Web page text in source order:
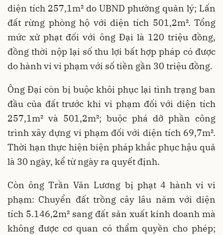
diện tích 257,1m² do UBND phường quản lý; Lấn
đất rừng phòng hộ với diện tích 501,2m². Tổng
mức xử phạt đối với ông Đại là 120 triệu đồng,
đồng thời nộp lại số thu lợi bất hợp pháp có được
do hành vi vi phạm với số tiền gần 30 triệu đồng.
Ông Đại còn bị buộc khôi phục lại tình trạng ban
đầu của đất trước khi vi phạm đối với diện tích
257,1m² và 501,2m²; buộc phá dỡ phần công
trình xây dựng vi phạm đối với diện tích 69,7m².
Thời hạn thực hiện biện pháp khắc phục hậu quả
là 30 ngày, kể từ ngày ra quyết định.
Còn ông Trần Văn Lương bị phạt 4 hành vi vi
phạm: Chuyển đất trồng cây lâu năm với diện
tích 5.146,2m² sang đất sản xuất kinh doanh mà
không được cơ quan có thẩm quyền cho phép;